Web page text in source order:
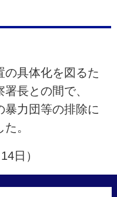
具体化を図るた
長との間で、
暴力団等の排除に
。
日）